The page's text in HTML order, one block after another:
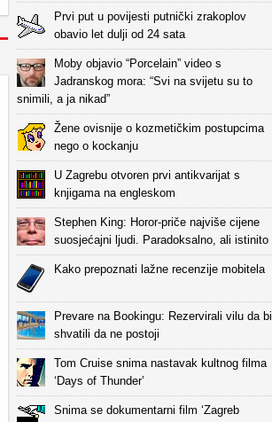
Prvi put u povijesti putnički zrakoplov
obavio let dulji od 24 sata
Moby objavio “Porcelain” video s
Jadranskog mora: “Svi na svijetu su to
snimili, a ja nikad”
Žene ovisnije o kozmetičkim postupcima
nego o kockanju
U Zagrebu otvoren prvi antikvarijat s
knjigama na engleskom
Stephen King: Horor-priče najviše cijene
suosjećajni ljudi. Paradoksalno, ali istinito
Kako prepoznati lažne recenzije mobitela
Prevare na Bookingu: Rezervirali vilu da bi
shvatili da ne postoji
Tom Cruise snima nastavak kultnog filma
‘Days of Thunder’
Snima se dokumentarni film ‘Zagreb